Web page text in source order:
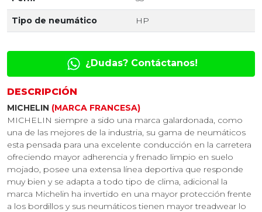
Tipo de neumático HP
¿Dudas? Contáctanos!
DESCRIPCIÓN
MICHELIN (MARCA FRANCESA)
MICHELIN siempre a sido una marca galardonada, como
una de las mejores de la industria, su gama de neumáticos
esta pensada para una excelente conducción en la carretera
ofreciendo mayor adherencia y frenado limpio en suelo
mojado, posee una extensa línea deportiva que responde
muy bien y se adapta a todo tipo de clima, adicional la
marca Michelin ha invertido en una mayor protección frente
a los bordillos y sus neumáticos tienen mayor treadwear lo